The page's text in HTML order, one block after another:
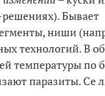
Бывает
ниши
технологий. В
температуры по
паразиты. Се